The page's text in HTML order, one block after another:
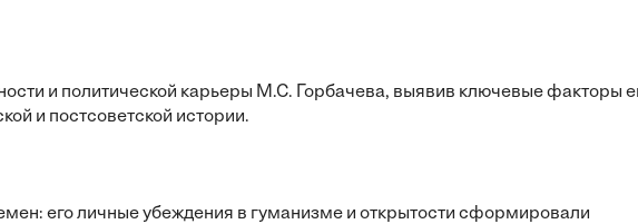
и политической карьеры М.С. Горбачева, выявив ключевые факторы
и постсоветской истории.
его личные убеждения в гуманизме и открытости сформировали